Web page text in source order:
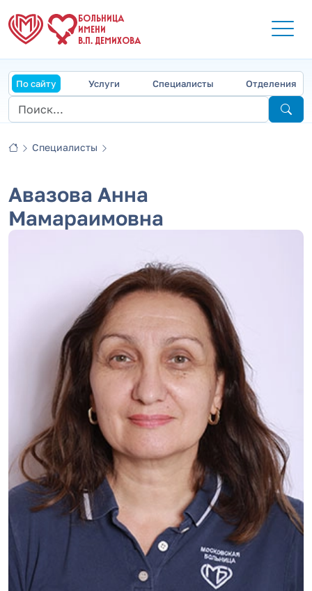
БОЛЬНИЦА
ИМЕНИ
В.П. ДЕМИХОВА
По сайту Услуги Специалисты Отделения
Специалисты
Авазова Анна
Мамараимовна